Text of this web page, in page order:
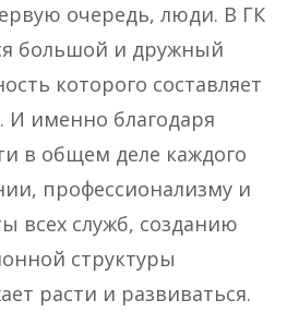
очередь, люди. В ГК
большой и дружный
которого составляет
И именно благодаря
в общем деле каждого
профессионализму и
всех служб, созданию
структуры
расти и развиваться.